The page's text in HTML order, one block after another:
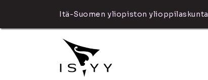
Itä-Suomen yliopiston ylioppilaskunta